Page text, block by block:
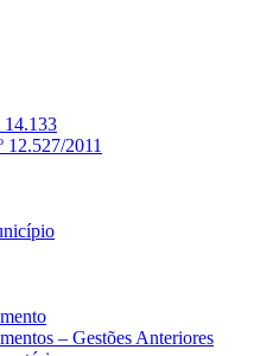
14.133
12.527/2011
– Gestões Anteriores